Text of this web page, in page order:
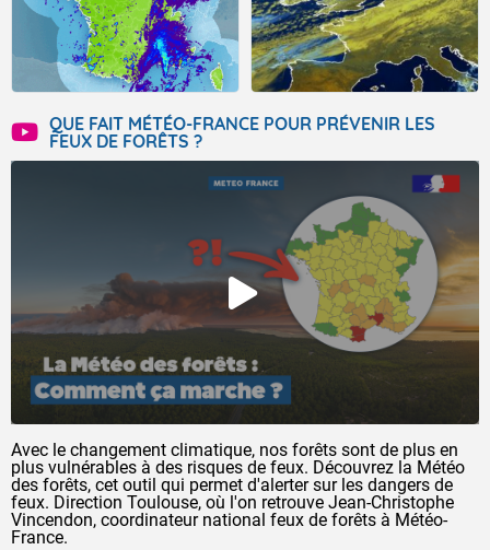
QUE FAIT MÉTÉO-FRANCE POUR PRÉVENIR LES
FEUX DE FORÊTS ?
Avec le changement climatique, nos forêts sont de plus en
plus vulnérables à des risques de feux. Découvrez la Météo
des forêts, cet outil qui permet d'alerter sur les dangers de
feux. Direction Toulouse, où l'on retrouve Jean-Christophe
Vincendon, coordinateur national feux de forêts à Météo-
France.